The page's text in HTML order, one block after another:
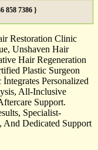
858 7386 }
Restoration Clinic
Unshaven Hair
Hair Regeneration
Plastic Surgeon
Personalized
All-Inclusive
Support.
Specialist-
And Dedicated Support